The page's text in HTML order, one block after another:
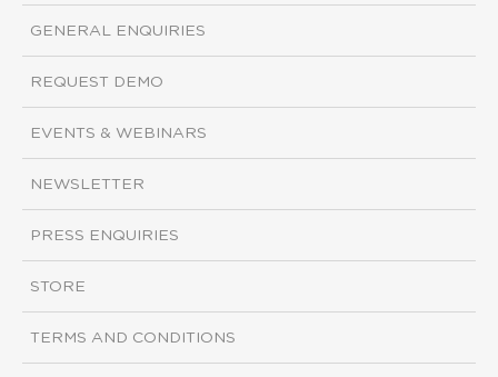
GENERAL ENQUIRIES
REQUEST DEMO
EVENTS & WEBINARS
NEWSLETTER
PRESS ENQUIRIES
STORE
TERMS AND CONDITIONS